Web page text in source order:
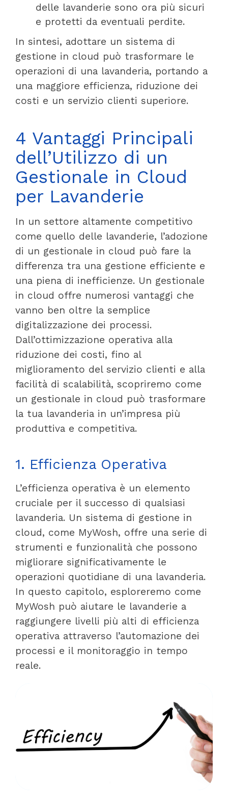
delle lavanderie sono ora più sicuri
e protetti da eventuali perdite.
In sintesi, adottare un sistema di
gestione in cloud può trasformare le
operazioni di una lavanderia, portando a
una maggiore efficienza, riduzione dei
costi e un servizio clienti superiore.
4 Vantaggi Principali
dell’Utilizzo di un
Gestionale in Cloud
per Lavanderie
In un settore altamente competitivo
come quello delle lavanderie, l’adozione
di un gestionale in cloud può fare la
differenza tra una gestione efficiente e
una piena di inefficienze. Un gestionale
in cloud offre numerosi vantaggi che
vanno ben oltre la semplice
digitalizzazione dei processi.
Dall’ottimizzazione operativa alla
riduzione dei costi, fino al
miglioramento del servizio clienti e alla
facilità di scalabilità, scopriremo come
un gestionale in cloud può trasformare
la tua lavanderia in un’impresa più
produttiva e competitiva.
1. Efficienza Operativa
L’efficienza operativa è un elemento
cruciale per il successo di qualsiasi
lavanderia. Un sistema di gestione in
cloud, come MyWosh, offre una serie di
strumenti e funzionalità che possono
migliorare significativamente le
operazioni quotidiane di una lavanderia.
In questo capitolo, esploreremo come
MyWosh può aiutare le lavanderie a
raggiungere livelli più alti di efficienza
operativa attraverso l’automazione dei
processi e il monitoraggio in tempo
reale.